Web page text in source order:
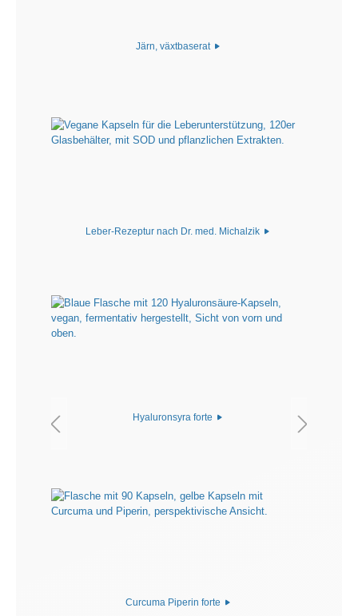
Järn, växtbaserat
Leber-Rezeptur nach Dr. med. Michalzik
Hyaluronsyra forte
Curcuma Piperin forte